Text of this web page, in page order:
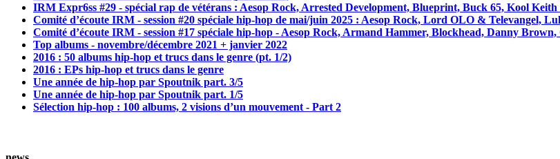
IRM Expr6ss #29 - spécial rap de vétérans : Aesop Rock, Arrested Development, Blueprint, Buck 65, Kool Keith
Comité d’écoute IRM - session #20 spéciale hip-hop de mai/juin 2025 : Aesop Rock, Lord OLO &
Comité d’écoute IRM - session #17 spéciale hip-hop - Aesop Rock, Armand Hammer, Blockhead, Danny
Top albums - novembre/décembre 2021 + janvier 2022
2016 : 50 albums hip-hop et trucs dans le genre (pt. 1/2)
2016 : EPs hip-hop et trucs dans le genre
Une année de hip-hop par Spoutnik part. 3/5
Une année de hip-hop par Spoutnik part. 1/5
Sélection hip-hop : 100 albums, 2 visions d’un mouvement - Part 2